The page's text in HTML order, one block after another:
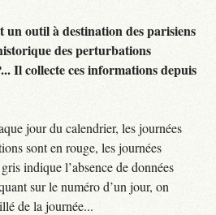
un outil à destination des parisiens
des perturbations
Il collecte ces informations depuis
jour du calendrier, les journées
sont en rouge, les journées
indique l’absence de données
sur le numéro d’un jour, on
de la journée...